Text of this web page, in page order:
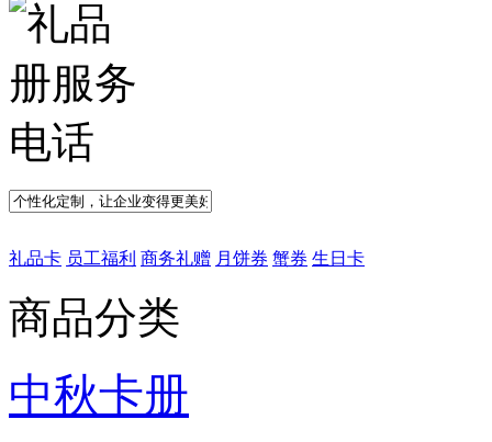
礼品卡 员工福利 商务礼赠 月饼券 蟹券 生日卡
商品分类
中秋卡册